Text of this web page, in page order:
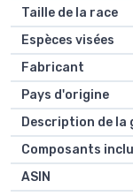
Taille de la race
Espèces visées
Fabricant
Pays d'origine
Description de la
Composants
ASIN